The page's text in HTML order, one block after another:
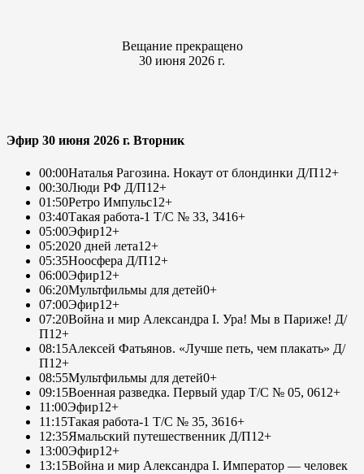
Вещание прекращено
30 июня 2026 г.
Эфир 30 июня 2026 г. Вторник
00:00Наталья Рагозина. Нокаут от блондинки Д/П12+
00:30Люди РФ Д/П12+
01:50Ретро Импульс12+
03:40Такая работа-1 Т/С № 33, 3416+
05:00Эфир12+
05:2020 дней лета12+
05:35Ноосфера Д/П12+
06:00Эфир12+
06:20Мультфильмы для детей0+
07:00Эфир12+
07:20Война и мир Александра I. Ура! Мы в Париже! Д/
П12+
08:15Алексей Фатьянов. «Лучше петь, чем плакать» Д/
П12+
08:55Мультфильмы для детей0+
09:15Военная разведка. Первый удар Т/С № 05, 0612+
11:00Эфир12+
11:15Такая работа-1 Т/С № 35, 3616+
12:35Ямальский путешественник Д/П12+
13:00Эфир12+
13:15Война и мир Александра I. Император — человек